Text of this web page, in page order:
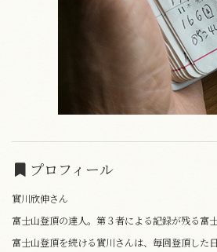
プロフィール
實川欣伸さん
富士山登頂の達人。第３者による記録が残る富
富士山登頂を続ける實川さんは、毎回登頂した